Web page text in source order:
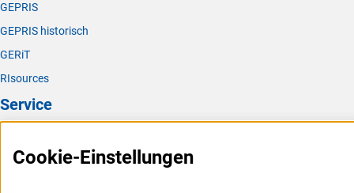
GEPRIS
GEPRIS historisch
GERiT
RIsources
Service
FAQCookie-Einstellungen